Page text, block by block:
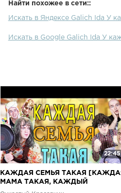
Найти похожее в сети::
Искать в Яндексе Galich Ida У
Искать в Google Galich Ida У
22:45
КАЖДАЯ СЕМЬЯ ТАКАЯ
МАМА ТАКАЯ, КАЖДЫЙ
РОДИТЕЛЬ ТАКОЙ, КАЖДЫЙ